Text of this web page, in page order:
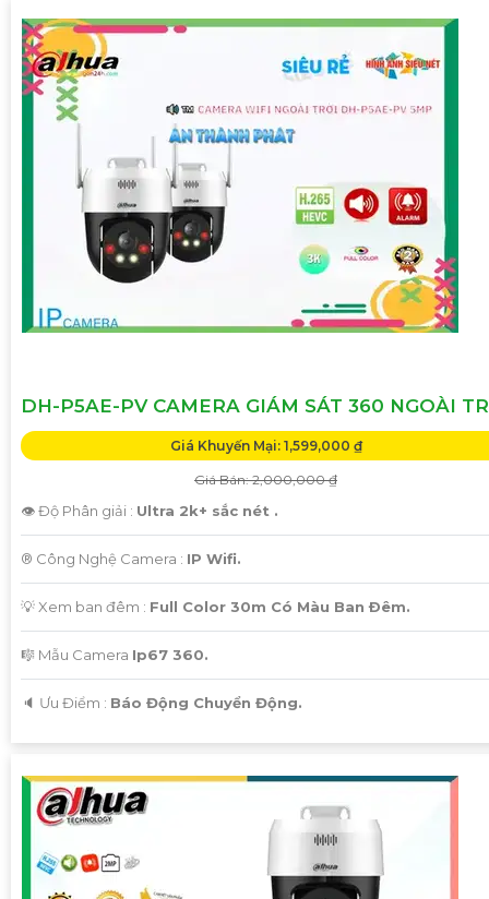
DH-P5AE-PV CAMERA GIÁM SÁT 360 NGOÀI
Giá Khuyến Mại: 1,599,000 ₫
Giá Bán: 2,000,000 ₫
👁 Độ Phân giải : Ultra 2k+ sắc nét .
®️ Công Nghệ Camera : IP Wifi.
💡 Xem ban đêm : Full Color 30m Có Màu Ban Ðêm.
🎼️ Mẫu Camera Ip67 360.
️🔈 Ưu Điểm : Báo Động Chuyển Động.